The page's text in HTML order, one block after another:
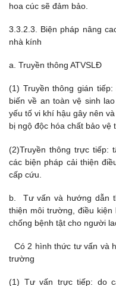
hoa cúc sẽ đảm bảo.
3.3.2.3. Biện pháp nâng
nhà kính
a. Truyền thông ATVSLĐ
(1) Truyền thông gián
biến về an toàn vệ sinh
yếu tố vi khí hậu gây nên
bị ngộ độc hóa chất bảo vệ
(2)Truyền thông trực tiếp:
các biện pháp cải thiện
cấp cứu.
b. Tư vấn và hướng dẫn
thiện môi trường, điều
chống bệnh tật cho người
Có 2 hình thức tư vấn và
trường
(1) Tư vấn trực tiếp: do